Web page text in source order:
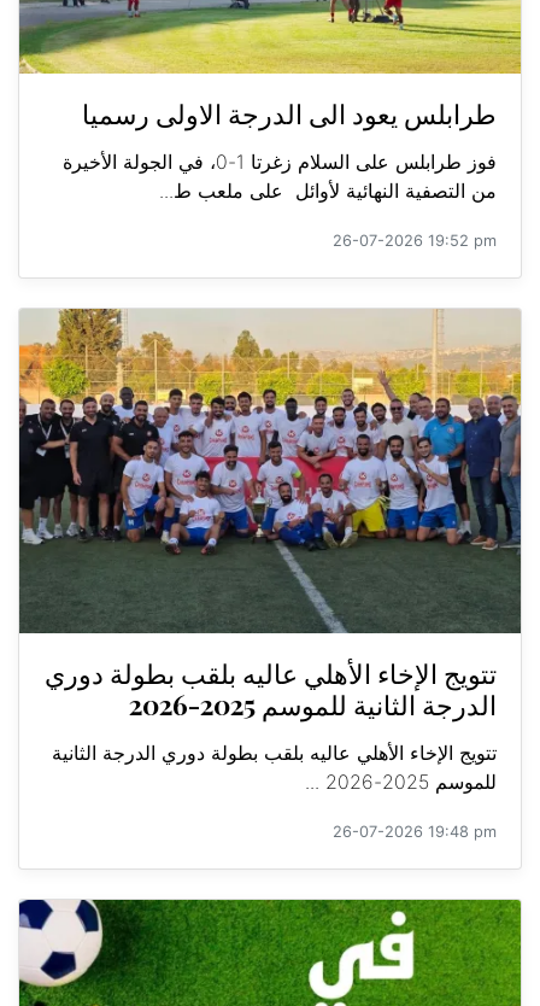
طرابلس يعود الى الدرجة الاولى رسميا
فوز طرابلس على السلام زغرتا 1-0، في الجولة الأخيرة
من التصفية النهائية لأوائل على ملعب ط...
26-07-2026 19:52 pm
تتويج الإخاء الأهلي عاليه بلقب بطولة دوري
الدرجة الثانية للموسم 2025-2026
تتويج الإخاء الأهلي عاليه بلقب بطولة دوري الدرجة الثانية
للموسم 2025-2026 ...
26-07-2026 19:48 pm